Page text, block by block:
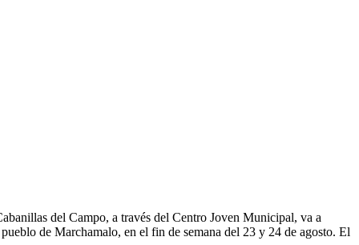
del Campo, a través del Centro Joven Municipal, va a
de Marchamalo, en el fin de semana del 23 y 24 de agosto. El